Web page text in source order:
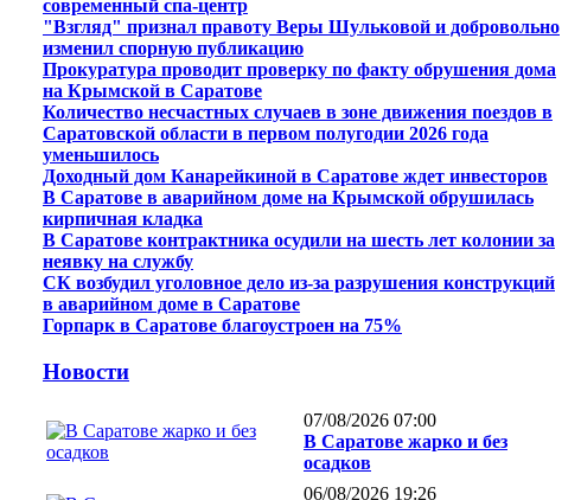
современный спа-центр
"Взгляд" признал правоту Веры Шульковой и добровольно
изменил спорную публикацию
Прокуратура проводит проверку по факту обрушения дома
на Крымской в Саратове
Количество несчастных случаев в зоне движения поездов в
Саратовской области в первом полугодии 2026 года
уменьшилось
Доходный дом Канарейкиной в Саратове ждет инвесторов
В Саратове в аварийном доме на Крымской обрушилась
кирпичная кладка
В Саратове контрактника осудили на шесть лет колонии за
неявку на службу
СК возбудил уголовное дело из-за разрушения конструкций
в аварийном доме в Саратове
Горпарк в Саратове благоустроен на 75%
Новости
07/08/2026 07:00
В Саратове жарко и без
осадков
06/08/2026 19:26